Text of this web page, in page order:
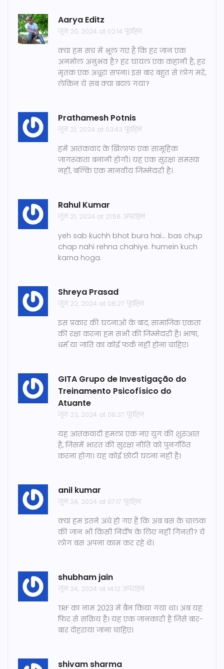
Aarya Editz
जून 20, 2024 at 02:14 पूर्वाह्न
क्या हम सच में भूल गए हैं कि हर जान एक
अनमोल अनुभव है? हर घायल एक कहानी है, हर
मृतक एक अधूरा सपना। इस बार बहुत से लोग मरे,
लेकिन ये सब क्या बदल गया?
Prathamesh Potnis
जून 21, 2024 at 03:43 पूर्वाह्न
हमें आतंकवाद के खिलाफ एक सामूहिक
जागरूकता बनानी होगी। यह एक सुरक्षा समस्या
नहीं, बल्कि एक मानवीय जिम्मेदारी है।
Rahul Kumar
जून 21, 2024 at 21:58 अपराह्न
yeh sab kuchh bhot bura hai... bas chup
chap nahi rehna chahiye. humein kuch
karna hoga.
Shreya Prasad
जून 22, 2024 at 08:27 पूर्वाह्न
इस प्रकार की घटनाओं के बाद, सामाजिक एकता
की रक्षा करना हम सभी की जिम्मेदारी है। भाषा,
धर्म या जाति का कोई फर्क नहीं होना चाहिए।
GITA Grupo de Investigação do
Treinamento Psicofísico do
Atuante
जून 23, 2024 at 08:37 पूर्वाह्न
यह आतंकवादी हमला एक नए युग की शुरुआत
है, जिसमें भारत की सुरक्षा नीति को पुनर्गठित
करना होगा। यह कोई छोटी घटना नहीं है।
anil kumar
जून 24, 2024 at 07:17 पूर्वाह्न
क्या हम इतने अंधे हो गए हैं कि अब बस के चालक
की जान भी किसी निर्दोष के लिए नहीं गिनती? ये
लोग बस अपना काम कर रहे थे।
shubham jain
जून 24, 2024 at 14:12 अपराह्न
TRF का नाम 2023 में बैन किया गया था। अब यह
फिर से सक्रिय है। यह एक जानकारी है जिसे बार-
बार दोहराया जाना चाहिए।
shivam sharma